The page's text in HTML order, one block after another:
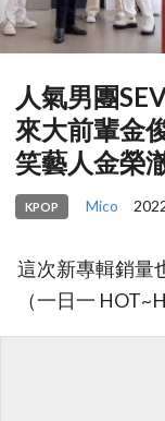
人氣男團
來大前輩金
笑藝人金榮
KPOP Mico
這次新專輯銷量
（一日一